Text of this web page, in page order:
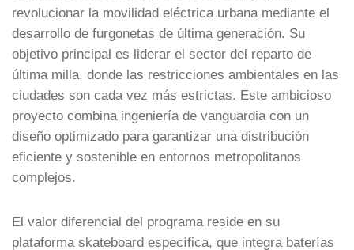
revolucionar la movilidad eléctrica urbana mediante el
desarrollo de furgonetas de última generación. Su
objetivo principal es liderar el sector del reparto de
última milla, donde las restricciones ambientales en las
ciudades son cada vez más estrictas. Este ambicioso
proyecto combina ingeniería de vanguardia con un
diseño optimizado para garantizar una distribución
eficiente y sostenible en entornos metropolitanos
complejos.
El valor diferencial del programa reside en su
plataforma skateboard específica, que integra baterías